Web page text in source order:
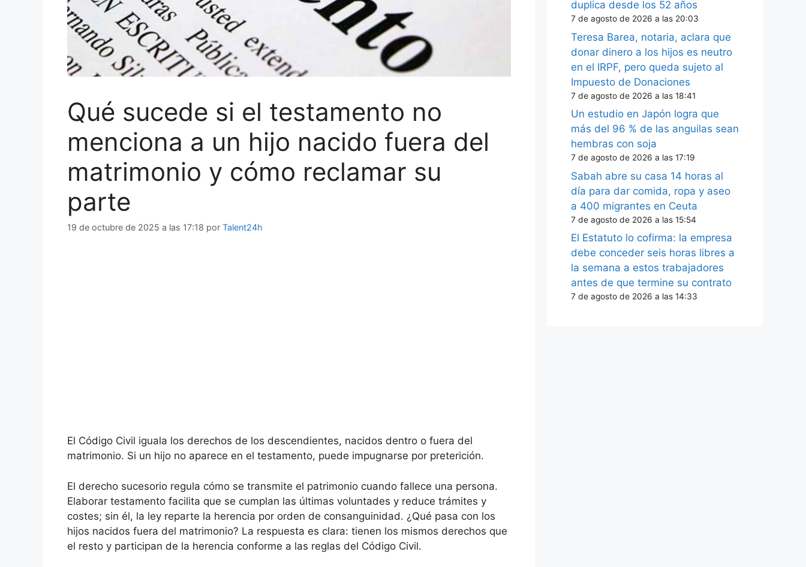
Qué sucede si el testamento no
menciona a un hijo nacido fuera del
matrimonio y cómo reclamar su
parte
19 de octubre de 2025 a las 17:18 por Talent24h
El Código Civil iguala los derechos de los descendientes, nacidos dentro o fuera del
matrimonio. Si un hijo no aparece en el testamento, puede impugnarse por preterición.
El derecho sucesorio regula cómo se transmite el patrimonio cuando fallece una persona.
Elaborar testamento facilita que se cumplan las últimas voluntades y reduce trámites y
costes; sin él, la ley reparte la herencia por orden de consanguinidad. ¿Qué pasa con los
hijos nacidos fuera del matrimonio? La respuesta es clara: tienen los mismos derechos que
el resto y participan de la herencia conforme a las reglas del Código Civil.
duplica desde los 52 años
7 de agosto de 2026 a las 20:03
Teresa Barea, notaria, aclara que
donar dinero a los hijos es neutro
en el IRPF, pero queda sujeto al
Impuesto de Donaciones
7 de agosto de 2026 a las 18:41
Un estudio en Japón logra que
más del 96 % de las anguilas sean
hembras con soja
7 de agosto de 2026 a las 17:19
Sabah abre su casa 14 horas al
día para dar comida, ropa y aseo
a 400 migrantes en Ceuta
7 de agosto de 2026 a las 15:54
El Estatuto lo cofirma: la empresa
debe conceder seis horas libres a
la semana a estos trabajadores
antes de que termine su contrato
7 de agosto de 2026 a las 14:33